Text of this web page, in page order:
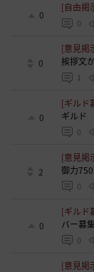
0
[自由掲
0
0
[意見掲
挨拶文か
1
0
[ギルド
ギルド
0
2
[意見掲
御力
0
0
[ギルド
バー募集
0
[意見掲